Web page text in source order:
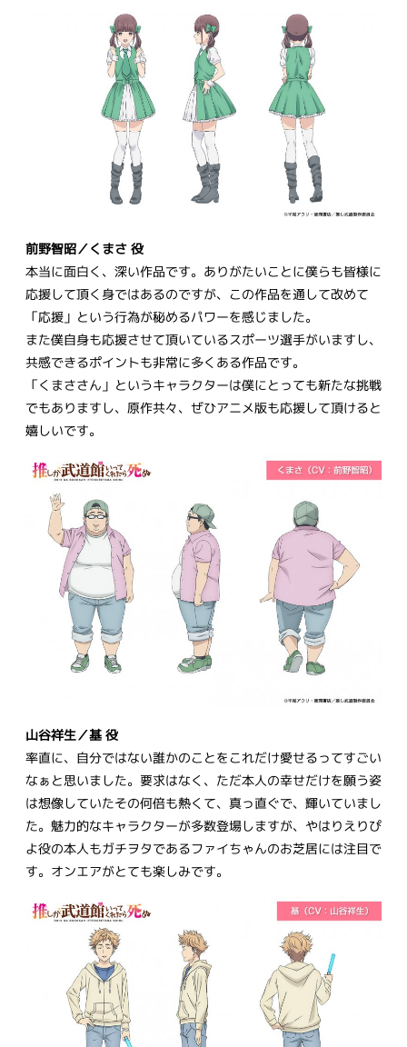
前野智昭／くまさ 役
本当に面白く、深い作品です。ありがたいことに僕らも皆様に
応援して頂く身ではあるのですが、この作品を通して改めて
「応援」という行為が秘めるパワーを感じました。
また僕自身も応援させて頂いているスポーツ選手がいますし、
共感できるポイントも非常に多くある作品です。
「くまささん」というキャラクターは僕にとっても新たな挑戦
でもありますし、原作共々、ぜひアニメ版も応援して頂けると
嬉しいです。
山谷祥生／基 役
率直に、自分ではない誰かのことをこれだけ愛せるってすごい
なぁと思いました。要求はなく、ただ本人の幸せだけを願う姿
は想像していたその何倍も熱くて、真っ直ぐで、輝いていまし
た。魅力的なキャラクターが多数登場しますが、やはりえりぴ
よ役の本人もガチヲタであるファイちゃんのお芝居には注目で
す。オンエアがとても楽しみです。